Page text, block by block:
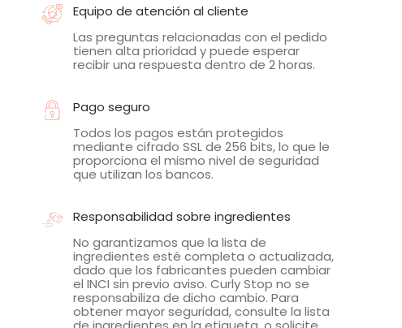
Equipo de atención al cliente
Las preguntas relacionadas con el pedido
tienen alta prioridad y puede esperar
recibir una respuesta dentro de 2 horas.
Pago seguro
Todos los pagos están protegidos
mediante cifrado SSL de 256 bits, lo que le
proporciona el mismo nivel de seguridad
que utilizan los bancos.
Responsabilidad sobre ingredientes
No garantizamos que la lista de
ingredientes esté completa o actualizada,
dado que los fabricantes pueden cambiar
el INCI sin previo aviso. Curly Stop no se
responsabiliza de dicho cambio. Para
obtener mayor seguridad, consulte la lista